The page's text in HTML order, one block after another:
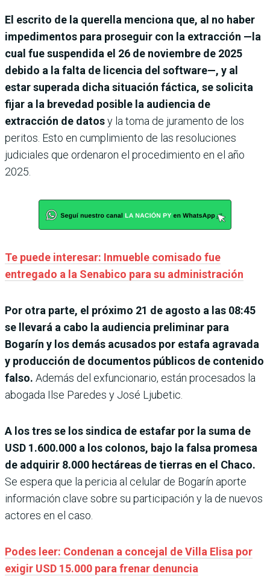
El escrito de la querella menciona que, al no haber
impedimentos para proseguir con la extracción —la
cual fue suspendida el 26 de noviembre de 2025
debido a la falta de licencia del software—, y al
estar superada dicha situación fáctica, se solicita
fijar a la brevedad posible la audiencia de
extracción de datosy la toma de juramento de los
peritos. Esto en cumplimiento de las resoluciones
judiciales que ordenaron el procedimiento en el año
2025.
Te puede interesar: Inmueble comisado fue
entregado a la Senabico para su administración
Por otra parte, el próximo 21 de agosto a las 08:45
se llevará a cabo la audiencia preliminar para
Bogarín y los demás acusados por estafa agravada
y producción de documentos públicos de contenido
falso. Además del exfuncionario, están procesados la
abogada Ilse Paredes y José Ljubetic.
A los tres se los sindica de estafar por la suma de
USD 1.600.000 a los colonos, bajo la falsa promesa
de adquirir 8.000 hectáreas de tierras en el Chaco.
Se espera que la pericia al celular de Bogarín aporte
información clave sobre su participación y la de nuevos
actores en el caso.
Podes leer: Condenan a concejal de Villa Elisa por
exigir USD 15.000 para frenar denuncia